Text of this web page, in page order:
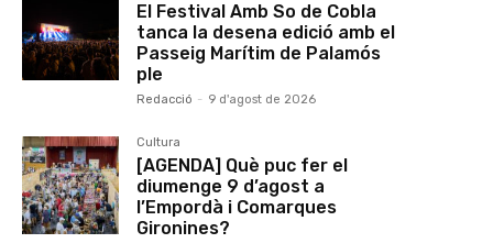
El Festival Amb So de Cobla
tanca la desena edició amb el
Passeig Marítim de Palamós
ple
Redacció - 9 d'agost de 2026
Cultura
[AGENDA] Què puc fer el
diumenge 9 d’agost a
l’Empordà i Comarques
Gironines?